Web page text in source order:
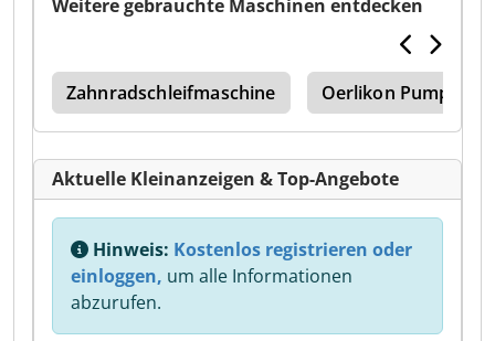
Weitere gebrauchte Maschinen entdecken
Zahnradschleifmaschine Oerlikon Pumpen
Aktuelle Kleinanzeigen & Top-Angebote
Hinweis: Kostenlos registrieren oder
einloggen, um alle Informationen
abzurufen.